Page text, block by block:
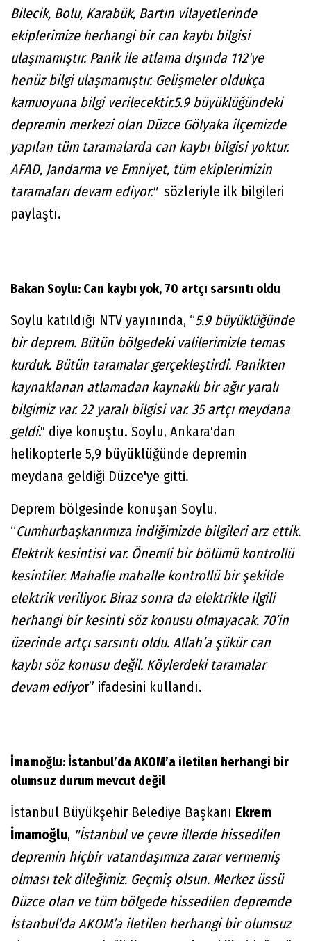
Bilecik, Bolu, Karabük, Bartın vilayetlerinde
ekiplerimize herhangi bir can kaybı bilgisi
ulaşmamıştır. Panik ile atlama dışında 112'ye
henüz bilgi ulaşmamıştır. Gelişmeler oldukça
kamuoyuna bilgi verilecektir.5.9 büyüklüğündeki
depremin merkezi olan Düzce Gölyaka ilçemizde
yapılan tüm taramalarda can kaybı bilgisi yoktur.
AFAD, Jandarma ve Emniyet, tüm ekiplerimizin
taramaları devam ediyor."sözleriyle ilk bilgileri
paylaştı.
Bakan Soylu: Can kaybı yok, 70 artçı sarsıntı oldu
Soylu katıldığı NTV yayınında, “5.9 büyüklüğünde
bir deprem. Bütün bölgedeki valilerimizle temas
kurduk. Bütün taramalar gerçekleştirdi. Panikten
kaynaklanan atlamadan kaynaklı bir ağır yaralı
bilgimiz var. 22 yaralı bilgisi var. 35 artçı meydana
geldi." diye konuştu. Soylu, Ankara'dan
helikopterle 5,9 büyüklüğünde depremin
meydana geldiği Düzce'ye gitti.
Deprem bölgesinde konuşan Soylu,
“Cumhurbaşkanımıza indiğimizde bilgileri arz ettik.
Elektrik kesintisi var. Önemli bir bölümü kontrollü
kesintiler. Mahalle mahalle kontrollü bir şekilde
elektrik veriliyor. Biraz sonra da elektrikle ilgili
herhangi bir kesinti söz konusu olmayacak. 70’in
üzerinde artçı sarsıntı oldu. Allah’a şükür can
kaybı söz konusu değil. Köylerdeki taramalar
devam ediyor” ifadesini kullandı.
İmamoğlu: İstanbul’da AKOM’a iletilen herhangi bir
olumsuz durum mevcut değil
İstanbul Büyükşehir Belediye Başkanı Ekrem
İmamoğlu, "İstanbul ve çevre illerde hissedilen
depremin hiçbir vatandaşımıza zarar vermemiş
olması tek dileğimiz. Geçmiş olsun. Merkez üssü
Düzce olan ve tüm bölgede hissedilen depremde
İstanbul’da AKOM’a iletilen herhangi bir olumsuz